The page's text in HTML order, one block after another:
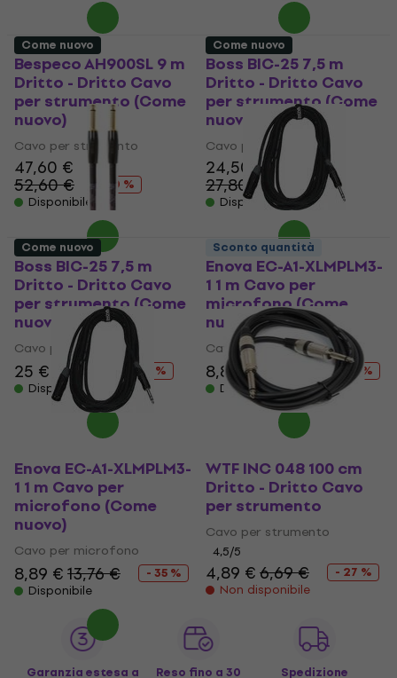
Bespeco AH900SL 9 m
Dritto - Dritto Cavo
per strumento (Come
nuovo)
Cavo per strumento
47,60 €
52,60 €
- 10 %
Disponibile
Boss BIC-25 7,5 m
Dritto - Dritto Cavo
per strumento (Come
nuovo)
Cavo per strumento
24,50 €
27,80 €
- 12 %
Disponibile
Come nuovo
Boss BIC-25 7,5 m
Dritto - Dritto Cavo
per strumento (Come
nuovo)
Cavo per strumento
25 € 27,30 €
- 8 %
Disponibile
Come nuovo
Enova EC-A1-XLMPLM3-
1 1 m Cavo per
microfono (Come
nuovo)
Cavo per microfono
8,89 €13,76 €
- 35 %
Disponibile
Come nuovo
Enova EC-A1-XLMPLM3-
1 1 m Cavo per
microfono (Come
nuovo)
Cavo per microfono
8,89 €13,76 €
- 35 %
Disponibile
Sconto quantità
WTF INC 048 100 cm
Dritto - Dritto Cavo
per strumento
Cavo per strumento
4,5/5
4,89 €6,69 €
- 27 %
Non disponibile
Garanzia estesa a Reso fino a 30 Spedizione